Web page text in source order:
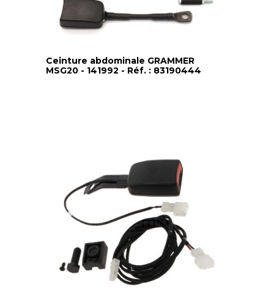
Ceinture abdominale GRAMMER
MSG20 - 141992 - Réf. : 83190444